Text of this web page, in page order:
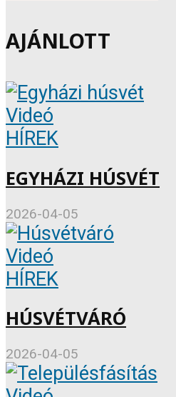
AJÁNLOTT
Videó
HÍREK
EGYHÁZI HÚSVÉT
2026-04-05
Videó
HÍREK
HÚSVÉTVÁRÓ
2026-04-05